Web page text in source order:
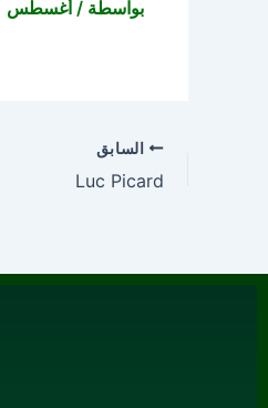
بواسطة / أغسطس 11, 2020
السابق
Luc Picard